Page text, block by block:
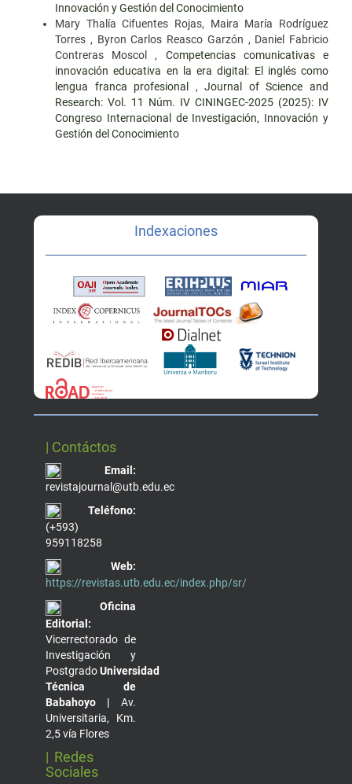
Innovación y Gestión del Conocimiento
Mary Thalía Cifuentes Rojas, Maira María Rodríguez
Torres , Byron Carlos Reasco Garzón , Daniel Fabricio
Contreras Moscol , Competencias comunicativas e
innovación educativa en la era digital: El inglés como
lengua franca profesional ,Journal of Science and
Research: Vol. 11 Núm. IV CININGEC-2025 (2025): IV
Congreso Internacional de Investigación, Innovación y
Gestión del Conocimiento
Indexaciones
| Contáctos
Email:
revistajournal@utb.edu.ec
Teléfono:
(+593)
959118258
Web:
https://revistas.utb.edu.ec/index.php/sr/
Oficina
Editorial:
Vicerrectorado de
Investigación y
PostgradoUniversidad
Técnica de
Babahoyo | Av.
Universitaria, Km.
2,5 vía Flores
| Redes
Sociales